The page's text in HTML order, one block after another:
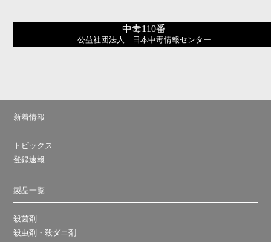
中毒110番
公益社団法人 日本中毒情報センター
新着情報
トピックス
登録速報
製品一覧
殺菌剤
殺虫剤・殺ダニ剤